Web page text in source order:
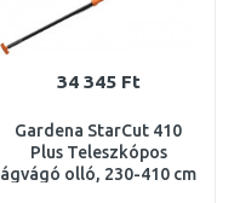
34 345 Ft
Gardena StarCut 410
Plus Teleszkópos
ágvágó olló, 230-410 cm